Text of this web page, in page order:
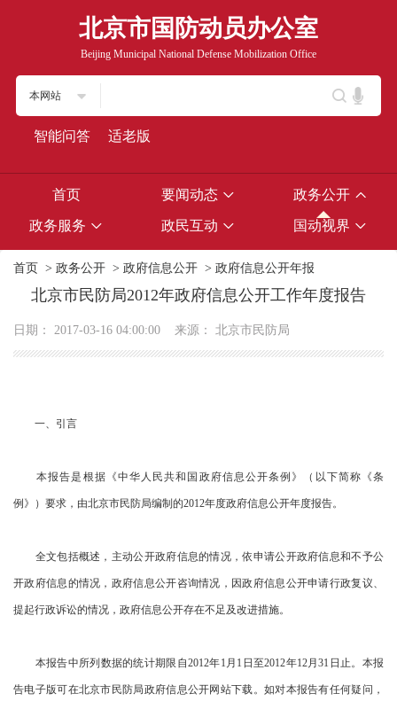
北京市国防动员办公室
Beijing Municipal National Defense Mobilization Office
本网站
智能问答 适老版
首页 要闻动态 政务公开
政务服务 政民互动 国动视界
首页 > 政务公开 > 政府信息公开 > 政府信息公开年报
北京市民防局2012年政府信息公开工作年度报告
日期： 2017-03-16 04:00:00 来源： 北京市民防局
一、引言
本报告是根据《中华人民共和国政府信息公开条例》（以下简称《条
例》）要求，由北京市民防局编制的2012年度政府信息公开年度报告。
全文包括概述，主动公开政府信息的情况，依申请公开政府信息和不予公
开政府信息的情况，政府信息公开咨询情况，因政府信息公开申请行政复议、
提起行政诉讼的情况，政府信息公开存在不足及改进措施。
本报告中所列数据的统计期限自2012年1月1日至2012年12月31日止。本报
告电子版可在北京市民防局政府信息公开网站下载。如对本报告有任何疑问，